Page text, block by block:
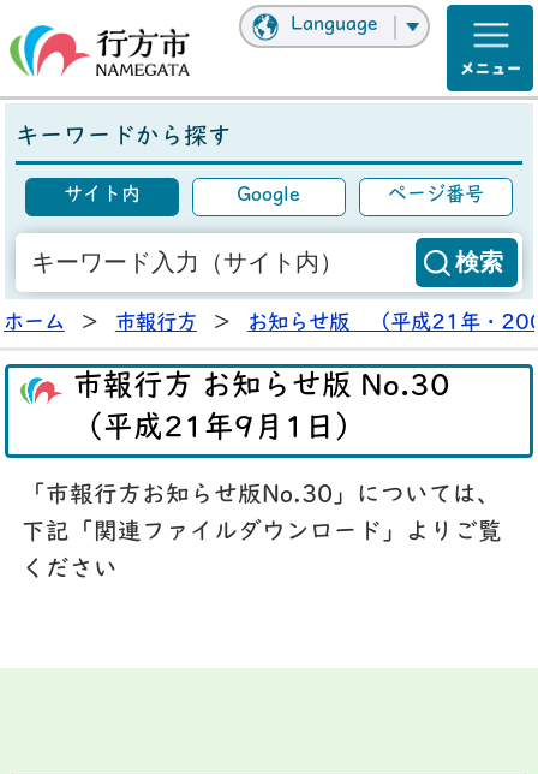
Language
キーワードから探す
サイト内 Google ページ番号
ホーム > 市報行方 > お知らせ版 （平成21年・
市報行方 お知らせ版 No.30
（平成21年9月1日）
「市報行方お知らせ版No.30」については、
下記「関連ファイルダウンロード」よりご覧
ください